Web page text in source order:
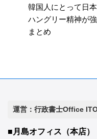
韓国人にとって日
ハングリー精神が
まとめ
運営：行政書士Office
■月島オフィス（本店）